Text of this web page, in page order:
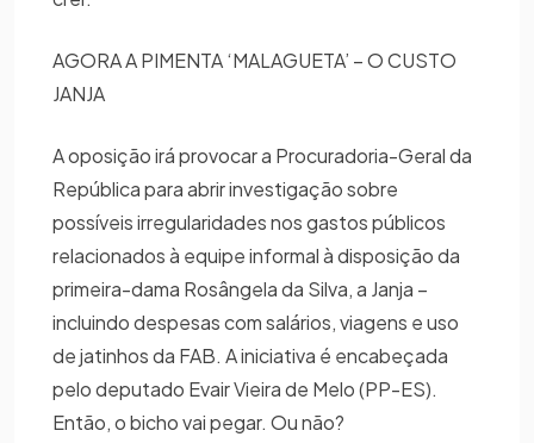
AGORA A PIMENTA ‘MALAGUETA’ – O CUSTO
JANJA
A oposição irá provocar a Procuradoria-Geral da
República para abrir investigação sobre
possíveis irregularidades nos gastos públicos
relacionados à equipe informal à disposição da
primeira-dama Rosângela da Silva, a Janja –
incluindo despesas com salários, viagens e uso
de jatinhos da FAB. A iniciativa é encabeçada
pelo deputado Evair Vieira de Melo (PP-ES).
Então, o bicho vai pegar. Ou não?